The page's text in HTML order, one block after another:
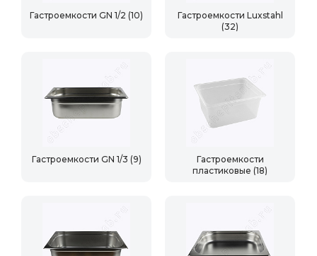
Гастроемкости GN 1/2 (10)
Гастроемкости Luxstahl
(32)
Гастроемкости GN 1/3 (9)
Гастроемкости
пластиковые (18)